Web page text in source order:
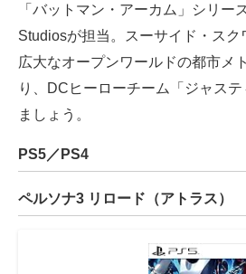
「バットマン・アーカム」シリー
Studiosが担当。スーサイド・スク
広大なオープンワールドの都市メ
り、DCヒーローチーム「ジャス
ましょう。
PS5／PS4
ペルソナ3 リロード（アトラス）